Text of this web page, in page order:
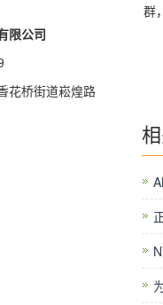
群
限公司
花桥街道崧煌路